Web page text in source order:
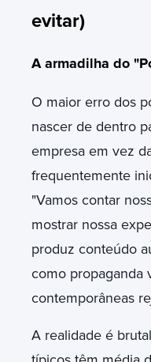
evitar)
A armadilha do
O maior erro dos
nascer de dentro
empresa em vez
frequentemente
"Vamos contar
mostrar nossa
produz conteúdo
como propaganda
contemporâneas
A realidade é